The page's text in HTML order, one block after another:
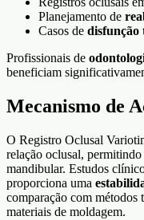
Planejamento de
Casos de
Profissionais de
beneficiam
Mecanismo de
O Registro Oclusal
relação oclusal,
mandibular. Estudos
proporciona uma
comparação com métodos
materiais de moldagem.